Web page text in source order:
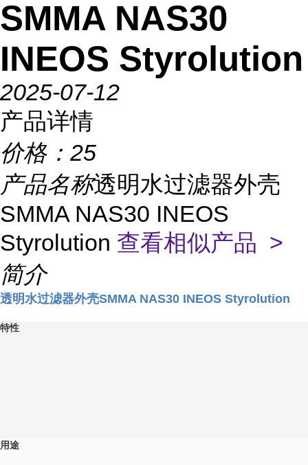
SMMA NAS30
INEOS Styrolution
2025-07-12
产品详情
价格： 25
产品名称透明水过滤器外壳
SMMA NAS30 INEOS
Styrolution 查看相似产品 >
简介
透明水过滤器外壳SMMA NAS30 INEOS Styrolution
特性
用途